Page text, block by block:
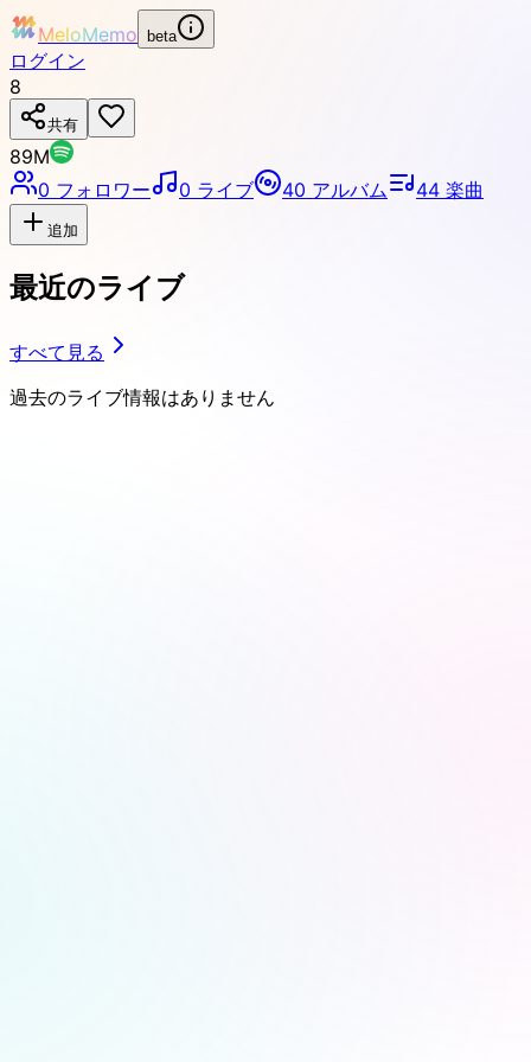
MeloMemo beta
ログイン
8
共有
89M
0 フォロワー 0 ライブ 40 アルバム 44 楽曲
追加
最近のライブ
すべて見る
過去のライブ情報はありません